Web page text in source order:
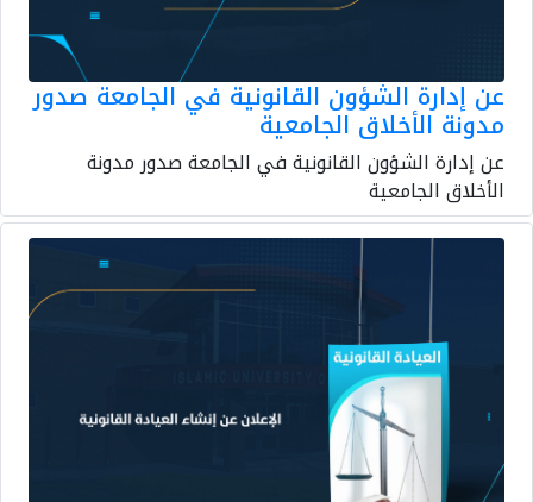
عن إدارة الشؤون القانونية في الجامعة صدور
مدونة الأخلاق الجامعية
عن إدارة الشؤون القانونية في الجامعة صدور مدونة
الأخلاق الجامعية